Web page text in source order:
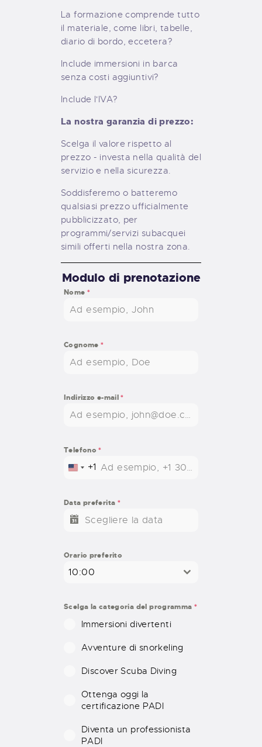
La formazione comprende tutto
il materiale, come libri, tabelle,
diario di bordo, eccetera?
Include immersioni in barca
senza costi aggiuntivi?
Include l'IVA?
La nostra garanzia di prezzo:
Scelga il valore rispetto al
prezzo - investa nella qualità del
servizio e nella sicurezza.
Soddisferemo o batteremo
qualsiasi prezzo ufficialmente
pubblicizzato, per
programmi/servizi subacquei
simili offerti nella nostra zona.
Modulo di prenotazione
Nome *
Cognome*
Indirizzo e-mail*
Telefono*
U
E
A
E
+1
Data preferita *
Orario preferito
10:00
Scelga la categoria del programma *
Immersioni divertenti
Avventure di snorkeling
Discover Scuba Diving
Ottenga oggi la
certificazione PADI
Diventa un professionista
PADI